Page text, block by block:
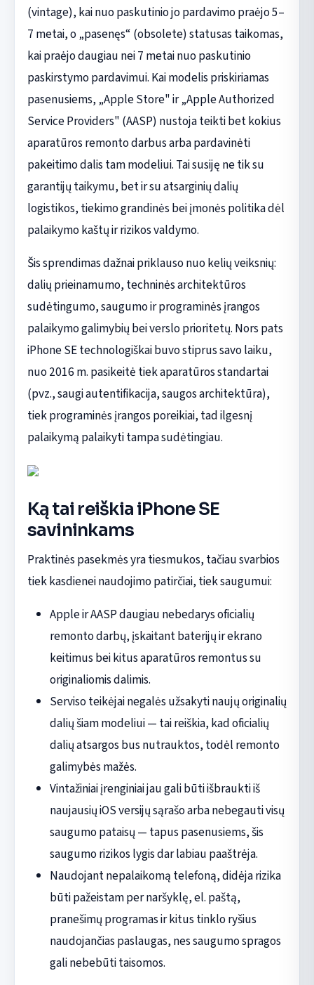
(vintage), kai nuo paskutinio jo pardavimo praėjo 5–
7 metai, o „pasenęs“ (obsolete) statusas taikomas,
kai praėjo daugiau nei 7 metai nuo paskutinio
paskirstymo pardavimui. Kai modelis priskiriamas
pasenusiems, „Apple Store" ir „Apple Authorized
Service Providers" (AASP) nustoja teikti bet kokius
aparatūros remonto darbus arba pardavinėti
pakeitimo dalis tam modeliui. Tai susiję ne tik su
garantijų taikymu, bet ir su atsarginių dalių
logistikos, tiekimo grandinės bei įmonės politika dėl
palaikymo kaštų ir rizikos valdymo.
Šis sprendimas dažnai priklauso nuo kelių veiksnių:
dalių prieinamumo, techninės architektūros
sudėtingumo, saugumo ir programinės įrangos
palaikymo galimybių bei verslo prioritetų. Nors pats
iPhone SE technologiškai buvo stiprus savo laiku,
nuo 2016 m. pasikeitė tiek aparatūros standartai
(pvz., saugi autentifikacija, saugos architektūra),
tiek programinės įrangos poreikiai, tad ilgesnį
palaikymą palaikyti tampa sudėtingiau.
Ką tai reiškia iPhone SE
savininkams
Praktinės pasekmės yra tiesmukos, tačiau svarbios
tiek kasdienei naudojimo patirčiai, tiek saugumui:
Apple ir AASP daugiau nebedarys oficialių
remonto darbų, įskaitant baterijų ir ekrano
keitimus bei kitus aparatūros remontus su
originaliomis dalimis.
Serviso teikėjai negalės užsakyti naujų originalių
dalių šiam modeliui — tai reiškia, kad oficialių
dalių atsargos bus nutrauktos, todėl remonto
galimybės mažės.
Vintažiniai įrenginiai jau gali būti išbraukti iš
naujausių iOS versijų sąrašo arba nebegauti visų
saugumo pataisų — tapus pasenusiems, šis
saugumo rizikos lygis dar labiau paaštrėja.
Naudojant nepalaikomą telefoną, didėja rizika
būti pažeistam per naršyklę, el. paštą,
pranešimų programas ir kitus tinklo ryšius
naudojančias paslaugas, nes saugumo spragos
gali nebebūti taisomos.